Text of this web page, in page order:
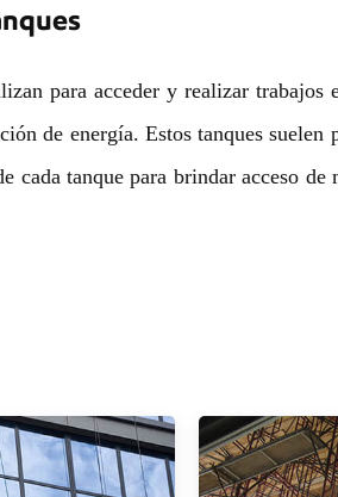
para acceder y realizar trabajos
de energía. Estos tanques suelen
cada tanque para brindar acceso